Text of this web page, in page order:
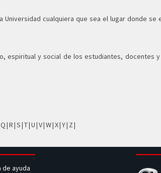
cualquiera que sea el lugar donde se
espiritual y social de los estudiantes, docentes
Q|R|S|T|U|V|W|X|Y| Z|
de ayuda